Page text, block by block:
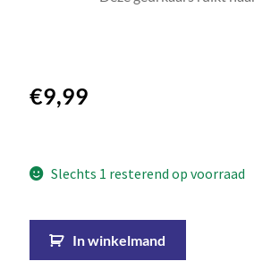
€9,99
Slechts 1 resterend op voorraad
In winkelmand